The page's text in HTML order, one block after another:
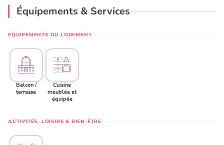
Équipements & Services
ÉQUIPEMENTS DU LOGEMENT
Balcon /
terrasse
Cuisine
meublée et
équipée
ACTIVITÉS, LOISIRS & BIEN-ÊTRE